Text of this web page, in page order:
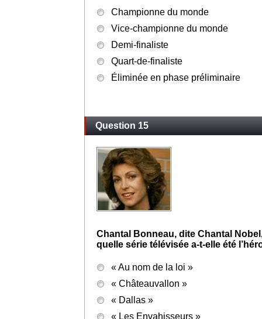
Les Championnats du monde par
la ville danoise de Horsens. Quelle
présentes) ?
Championne du monde
Vice-championne du monde
Éliminée en phase préliminaire
Question 15
Chantal Bonneau, dite Chantal
quelle série télévisée a-t-elle été
« Au nom de la loi »